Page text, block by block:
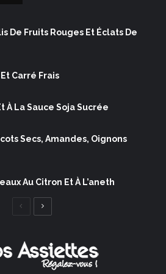
De Fruits Rouges Et Éclats De
Carré Frais
À La Sauce Soja Sucrée
Secs, Amandes, Oignons
Au Citron Et À L’aneth
Page